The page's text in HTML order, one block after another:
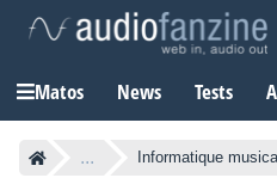
Matos News Tests
... Informatique